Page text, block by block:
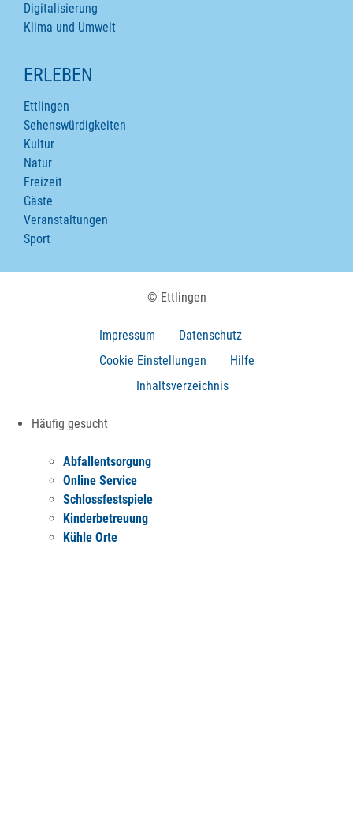
Digitalisierung
Klima und Umwelt
ERLEBEN
Ettlingen
Sehenswürdigkeiten
Kultur
Natur
Freizeit
Gäste
Veranstaltungen
Sport
© Ettlingen
Impressum
Datenschutz
Cookie Einstellungen
Hilfe
Inhaltsverzeichnis
Häufig gesucht
Abfallentsorgung
Online Service
Schlossfestspiele
Kinderbetreuung
Kühle Orte